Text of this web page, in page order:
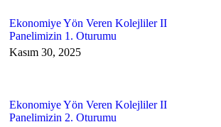
Ekonomiye Yön Veren Kolejliler II
Panelimizin 1. Oturumu
Kasım 30, 2025
Ekonomiye Yön Veren Kolejliler II
Panelimizin 2. Oturumu